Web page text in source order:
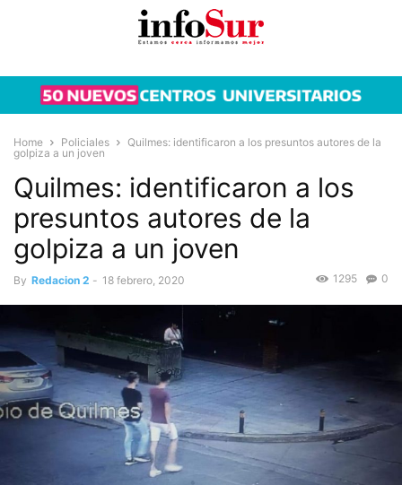
Home Policiales
Quilmes: identificaron a los presuntos autores de la
golpiza a un joven
Quilmes: identificaron a los
presuntos autores de la
golpiza a un joven
By Redacion 2 - 18 febrero, 2020 0
1295